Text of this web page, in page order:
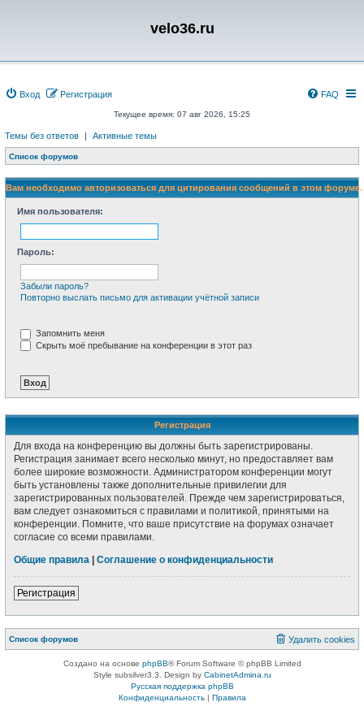
velo36.ru
Вход Регистрация FAQ
Текущее время: 07 авг 2026, 15:25
Темы без ответов | Активные темы
Список форумов
Вам необходимо авторизоваться для цитирования сообщений в этом форуме.
Имя пользователя:
Пароль:
Забыли пароль?
Повторно выслать письмо для активации учётной записи
Запомнить меня
Скрыть моё пребывание на конференции в этот раз
Регистрация
Для входа на конференцию вы должны быть зарегистрированы.
Регистрация занимает всего несколько минут, но предоставляет вам
более широкие возможности. Администратором конференции могут
быть установлены также дополнительные привилегии для
зарегистрированных пользователей. Прежде чем зарегистрироваться,
вам следует ознакомиться с правилами и политикой, принятыми на
конференции. Помните, что ваше присутствие на форумах означает
согласие со всеми правилами.
Общие правила
Соглашение о конфиденциальности
Регистрация
Список форумов Удалить cookies
Создано на основе phpBB® Forum Software © phpBB Limited
Style subsilver3.3. Design by CabinetAdmina.ru
Русская поддержка phpBB
Конфиденциальность| Правила